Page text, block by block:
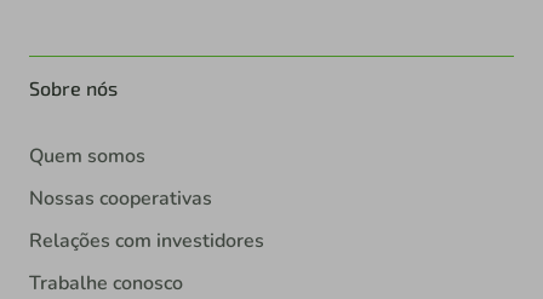
Sobre nós
Quem somos
Nossas cooperativas
Relações com investidores
Trabalhe conosco